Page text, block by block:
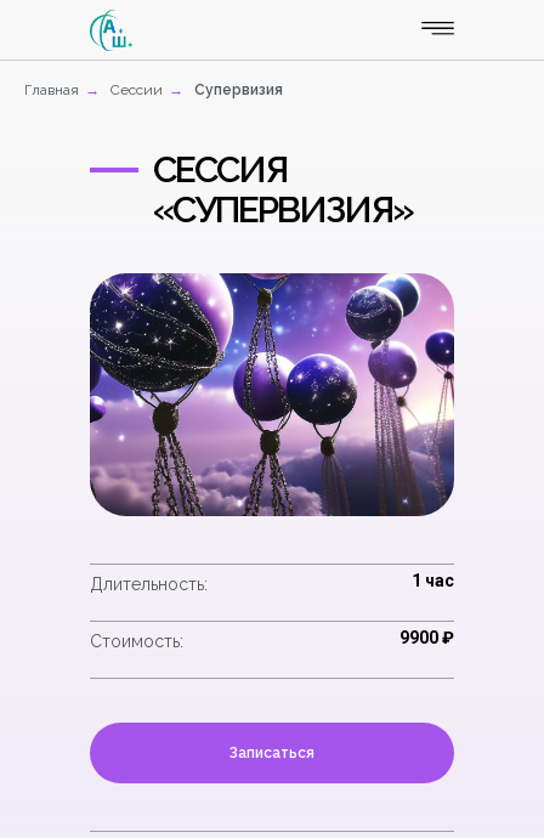
Главная → Сессии → Супервизия
Длительность: 1 час
9900 ₽
СЕССИЯ
«СУПЕРВИЗИЯ»
Стоимость:
Записаться